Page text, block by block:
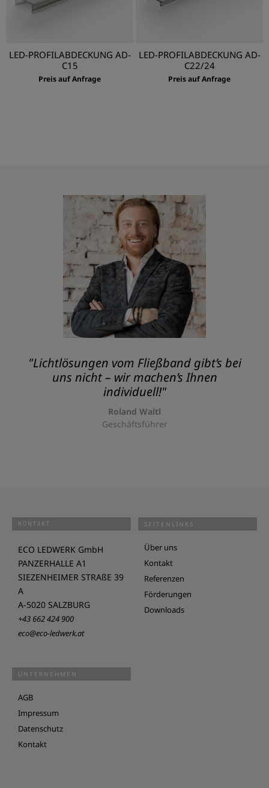
LED-PROFILABDECKUNG AD-
C15
Preis auf Anfrage
LED-PROFILABDECKUNG AD-
C22/24
Preis auf Anfrage
"Lichtlösungen vom Fließband gibt’s bei
uns nicht – wir machen’s Ihnen
individuell!"
Roland Waltl
Geschäftsführer
KONTAKT
ECO LEDWERK GmbH
PANZERHALLE A1
SIEZENHEIMER STRAßE 39
A
A-5020 SALZBURG
+43 662 424 900
eco@eco-ledwerk.at
SEITENLINKS
Über uns
Kontakt
Referenzen
Förderungen
Downloads
UNTERNEHMEN
AGB
Impressum
Datenschutz
Kontakt